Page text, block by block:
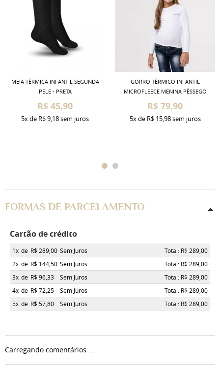
MEIA TÉRMICA INFANTIL SEGUNDA
PELE - PRETA
R$ 45,90
5xde R$ 9,18sem juros
GORRO TÉRMICO INFANTIL
MICROFLEECE MENINA PÊSSEGO
R$ 79,90
5xde R$ 15,98sem juros
FORMAS DE PARCELAMENTO
Cartão de crédito
1x de R$ 289,00 Sem Juros
Total: R$ 289,00
2x de R$ 144,50 Sem Juros
Total: R$ 289,00
3x de R$ 96,33 Sem Juros
Total: R$ 289,00
4x de R$ 72,25 Sem Juros
Total: R$ 289,00
5x de R$ 57,80 Sem Juros Total: R$ 289,00
Carregando comentários ...